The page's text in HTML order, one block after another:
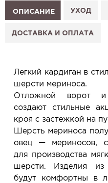
1. Выберите изделие на
2. Нажмите «Заказать
3. Заполните форму и
Услуга бесплатная и ни
примеряете в салоне и
покупать или нет.
Планируйте визит в
резерв действует 5 дней.
ОПИСАНИЕ УХОД
ДОСТАВКА И ОПЛАТА
Легкий кардиган в
шерсти мериноса.
Отложной ворот и
создают стильные
кроя с застежкой на
Шерсть мериноса
овец — мериносов,
для производства
шерсти. Изделия из
будут комфортны в